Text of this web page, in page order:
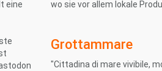
eine
wo sie vor allem lokale
Grottammare
"Cittadina di mare vivibile,